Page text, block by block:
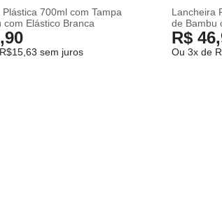
700ml com Tampa
com Elástico Branca
sem juros
Lancheira
de Bambu
R$
Ou 3x de